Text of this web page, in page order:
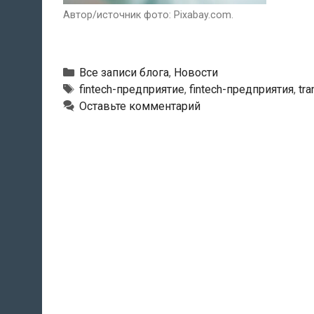
Автор/источник фото: Pixabay.com.
Рубрики
Все записи блога, Новости
Тэги
fintech-предприятие, fintech-предприятия,
Оставьте комментарий